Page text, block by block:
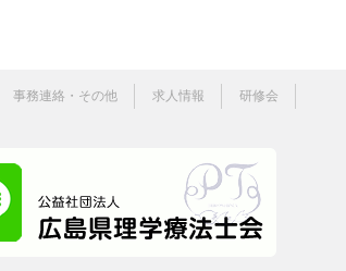
事務連絡・その他 求人情報 研修会